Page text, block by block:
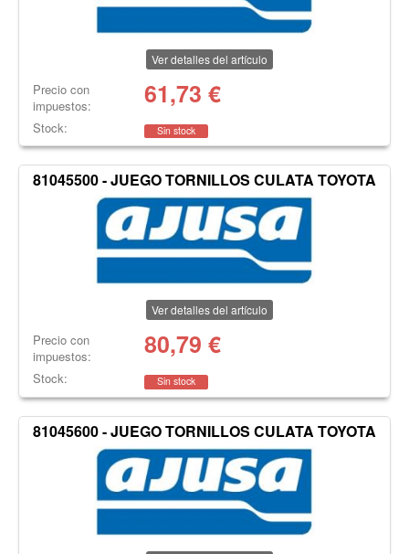
Ver detalles del artículo
Precio con
impuestos:
61,73 €
Stock: Sin stock
81045500 - JUEGO TORNILLOS CULATA TOYOTA
Ver detalles del artículo
Precio con
impuestos:
80,79 €
Stock: Sin stock
81045600 - JUEGO TORNILLOS CULATA TOYOTA